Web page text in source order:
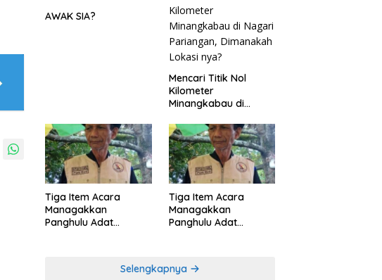
AWAK SIA?
Mencari Titik Nol
Kilometer
Minangkabau di
Dimanakah Lokasi
nya?
Tiga Item Acara
Managakkan
Panghulu Adat
Tiga Item Acara
Managakkan
Panghulu Adat
Selengkapnya